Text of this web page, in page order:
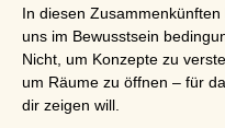
In diesen
uns im Bewusstsein
Nicht, um Konzepte zu
um Räume zu öffnen – für
dir zeigen will.